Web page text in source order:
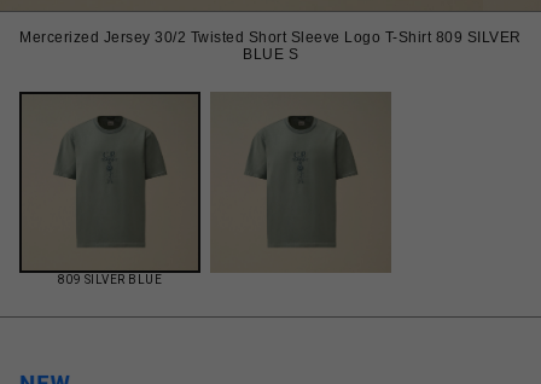
Mercerized Jersey 30/2 Twisted Short Sleeve Logo T-Shirt 809 SILVER
BLUE S
809 SILVER BLUE